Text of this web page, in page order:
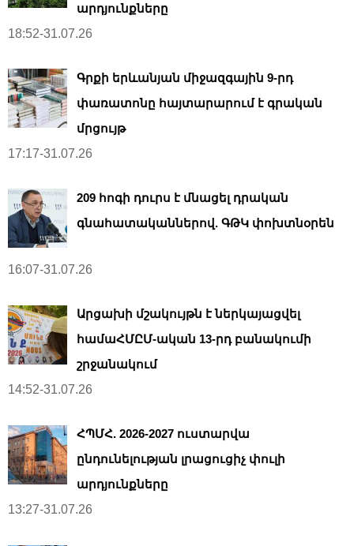
արդյունքները
18:52-31.07.26
Գրքի երևանյան միջազգային 9-րդ
փառատոնը հայտարարում է գրական
մրցույթ
17:17-31.07.26
209 հոգի դուրս է մնացել դրական
գնահատականներով. ԳԹԿ փոխտնօրեն
16:07-31.07.26
Արցախի մշակույթն է ներկայացվել
համաՀՄԸՄ-ական 13-րդ բանակումի
շրջանակում
14:52-31.07.26
ՀՊՄՀ. 2026-2027 ուստարվա
ընդունելության լրացուցիչ փուլի
արդյունքները
13:27-31.07.26